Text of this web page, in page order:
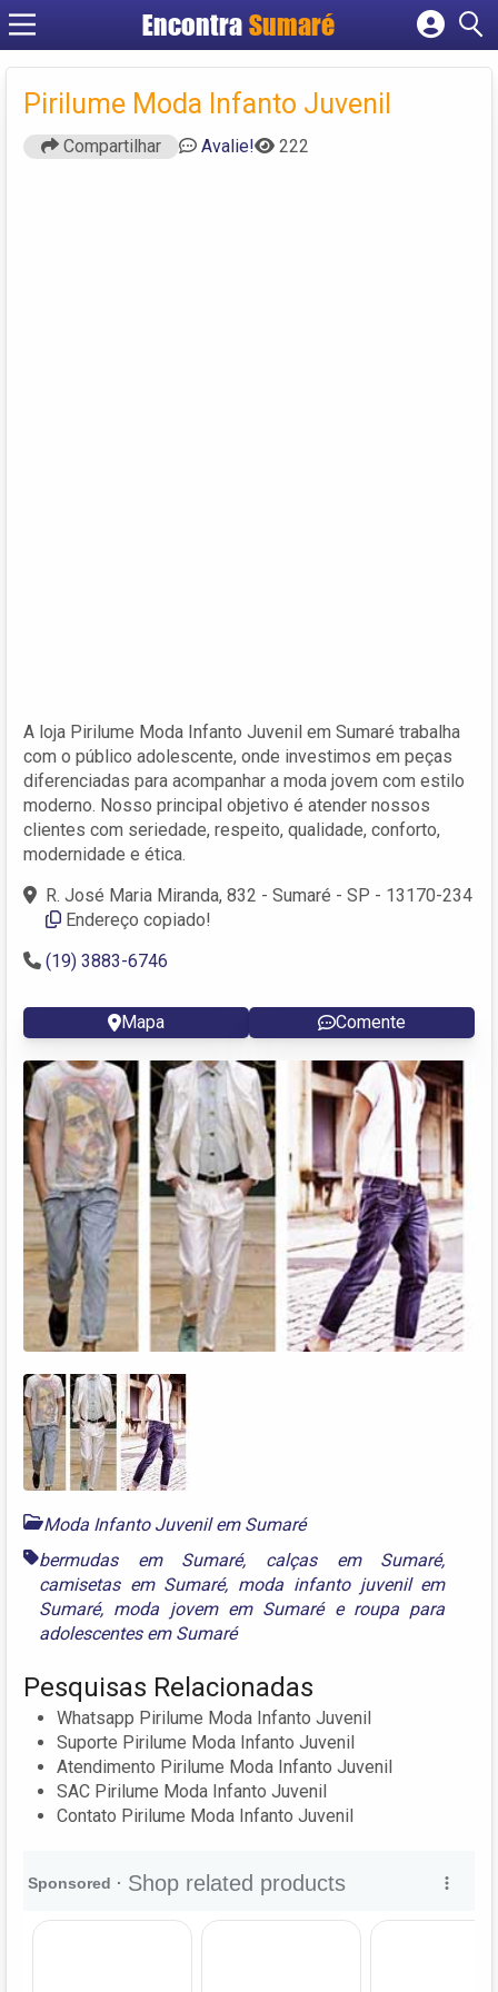
Encontra Sumaré
Cadastrar empresa
Fazer login
Criar conta
Pirilume Moda Infanto Juvenil
Compartilhar Avalie! 222
A loja Pirilume Moda Infanto Juvenil em Sumaré trabalha
com o público adolescente, onde investimos em peças
diferenciadas para acompanhar a moda jovem com estilo
moderno. Nosso principal objetivo é atender nossos
clientes com seriedade, respeito, qualidade, conforto,
modernidade e ética.
R. José Maria Miranda, 832 - Sumaré - SP - 13170-234
Endereço copiado!
(19) 3883-6746
Mapa Comente
Moda Infanto Juvenil em Sumaré
bermudas em Sumaré, calças em Sumaré,
camisetas em Sumaré, moda infanto juvenil em
Sumaré, moda jovem em Sumarée roupa para
adolescentes em Sumaré
Pesquisas Relacionadas
Whatsapp Pirilume Moda Infanto Juvenil
Suporte Pirilume Moda Infanto Juvenil
Atendimento Pirilume Moda Infanto Juvenil
SAC Pirilume Moda Infanto Juvenil
Contato Pirilume Moda Infanto Juvenil